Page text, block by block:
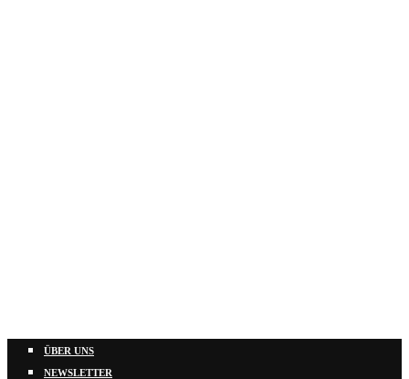
ÜBER UNS
NEWSLETTER